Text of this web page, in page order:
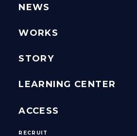
NEWS
WORKS
STORY
LEARNING CENTER
ACCESS